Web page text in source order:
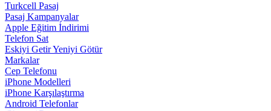
Turkcell Pasaj
Pasaj Kampanyalar
Apple Eğitim İndirimi
Telefon Sat
Eskiyi Getir Yeniyi Götür
Markalar
Cep Telefonu
iPhone Modelleri
iPhone Karşılaştırma
Android Telefonlar